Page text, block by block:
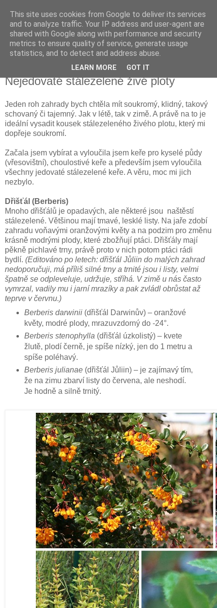
Vysněná zahrada
Blog o plánování a realizování vysněné zahrady.
sobota 6. října 2012
Nejedovaté stálezelené živé ploty
Jeden roh zahrady bych chtěla mít soukromý, klidný, takový
schovaný či tajemný. Jak v létě, tak v zimě. A právě na to je
ideální vysadit kousek stálezeleného živého plotu, který mi
dopřeje soukromí.
Začala jsem vybírat a vyloučila jsem keře pro kyselé půdy
(vřesovištní), choulostivé keře a především jsem vyloučila
všechny jedovaté stálezelené keře. A věru, moc mi jich
nezbylo.
Dřišťál (Berberis)
Mnoho dřišťálů je opadavých, ale některé jsou naštěstí
stálezelené. Většinou mají tmavé, lesklé listy. Na jaře zdobí
zahradu voňavými oranžovými květy a na podzim pro změnu
krásně modrými plody, které zbožňují ptáci. Dřišťály mají
pěkně pichlavé trny, právě proto v nich potom ptáci rádi
bydlí. (Editováno po letech: dřišťál Jůliin do malých zahrad
nedoporučuji, má příliš silné trny a trnité jsou i listy, velmi
špatně se odpleveluje, udržuje, stříhá. V zimě u nás často
vymrzal, vadily mu i jarní mrazíky a pak zvládl obrůstat až
teprve v červnu.)
Berberis darwinii(dřišťál Darwinův) – oranžové
květy, modré plody, mrazuvzdorný do -24°.
Berberis stenophylla (dřišťál úzkolistý) – kvete
žlutě, plodí černě, je spíše nízký, jen do 1 metru a
spíše poléhavý.
Berberis julianae(dřišťál Jůliin) – je zajímavý tím,
že na zimu zbarví listy do červena, ale neshodí.
Je hodně a silně trnitý.
This site uses cookies from Google to deliver its services
and to analyze traffic. Your IP address and user-agent are
shared with Google along with performance and security
metrics to ensure quality of service, generate usage
statistics, and to detect and address abuse.
LEARN MORE GOT IT